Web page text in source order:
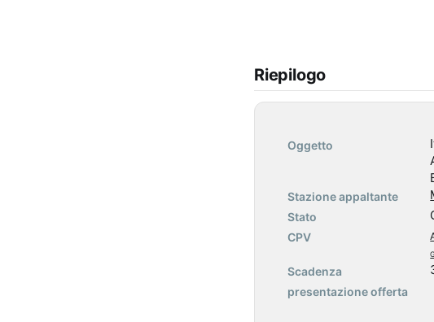
Riepilogo
Oggetto
Stazione appaltante
Stato
CPV
Scadenza
presentazione offerta